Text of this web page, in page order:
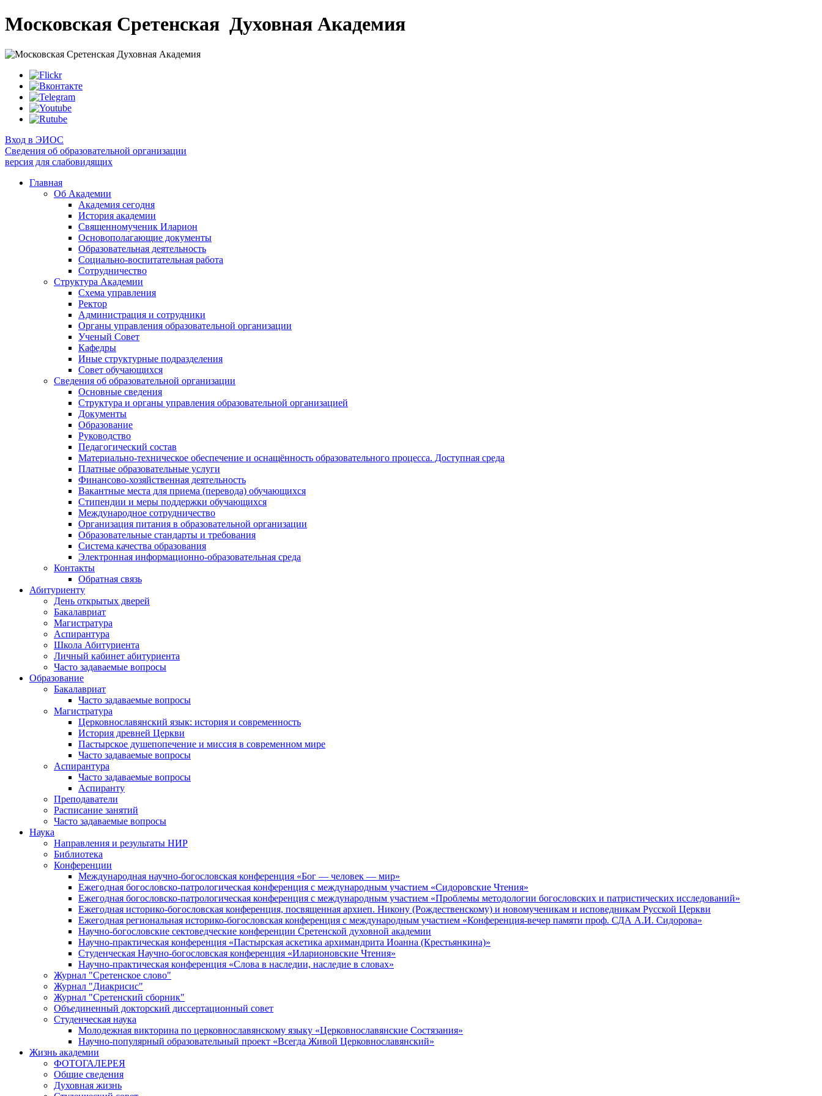
Московская Сретенская Духовная Академия
Вход в ЭИОС
Сведения об образовательной организации
версия для слабовидящих
Главная
Об Академии
Академия сегодня
История академии
Священномученик Иларион
Основополагающие документы
Образовательная деятельность
Социально-воспитательная работа
Сотрудничество
Структура Академии
Схема управления
Ректор
Администрация и сотрудники
Органы управления образовательной организации
Ученый Совет
Кафедры
Иные структурные подразделения
Совет обучающихся
Сведения об образовательной организации
Основные сведения
Структура и органы управления образовательной организацией
Документы
Образование
Руководство
Педагогический состав
Материально-техническое обеспечение и оснащённость образовательного процесса. Доступная среда
Платные образовательные услуги
Финансово-хозяйственная деятельность
Вакантные места для приема (перевода) обучающихся
Стипендии и меры поддержки обучающихся
Международное сотрудничество
Организация питания в образовательной организации
Образовательные стандарты и требования
Система качества образования
Электронная информационно-образовательная среда
Контакты
Обратная связь
Абитуриенту
День открытых дверей
Бакалавриат
Магистратура
Аспирантура
Школа Абитуриента
Личный кабинет абитуриента
Часто задаваемые вопросы
Образование
Бакалавриат
Часто задаваемые вопросы
Магистратура
Церковнославянский язык: история и современность
История древней Церкви
Пастырское душепопечение и миссия в современном мире
Часто задаваемые вопросы
Аспирантура
Часто задаваемые вопросы
Аспиранту
Преподаватели
Расписание занятий
Часто задаваемые вопросы
Наука
Направления и результаты НИР
Библиотека
Конференции
Международная научно-богословская конференция «Бог — человек — мир»
Ежегодная богословско-патрологическая конференция с международным участием «Сидоровские Чтения»
Ежегодная богословско-патрологическая конференция с международным участием «Проблемы методологии богословских и патристических исследований»
Ежегодная историко-богословская конференция, посвященная архиеп. Никону (Рождественскому) и новомученикам и исповедникам Русской Церкви
Ежегодная региональная историко-богословская конференция с международным участием «Конференция-вечер памяти проф. СДА А.И. Сидорова»
Научно-богословские сектоведческие конференции Сретенской духовной академии
Научно-практическая конференция «Пастырская аскетика архимандрита Иоанна (Крестьянкина)»
Студенческая Научно-богословская конференция «Иларионовские Чтения»
Научно-практическая конференция «Cлова в наследии, наследие в словах»
Журнал "Сретенское слово"
Журнал "Диакрисис"
Журнал "Сретенский сборник"
Объединенный докторский диссертационный совет
Студенческая наука
Молодежная викторина по церковнославянскому языку «Церковнославянские Состязания»
Научно-популярный образовательный проект «Всегда Живой Церковнославянский»
Жизнь академии
ФОТОГАЛЕРЕЯ
Общие сведения
Духовная жизнь